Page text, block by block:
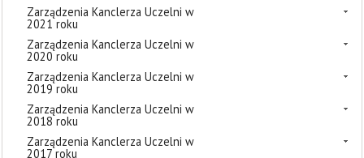
Zarządzenia Kanclerza Uczelni w
2021 roku
Zarządzenia Kanclerza Uczelni w
2020 roku
Zarządzenia Kanclerza Uczelni w
2019 roku
Zarządzenia Kanclerza Uczelni w
2018 roku
Zarządzenia Kanclerza Uczelni w
2017 roku